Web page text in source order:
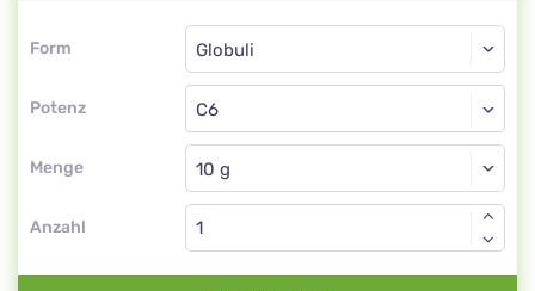
Form
Form
Potenz
Globuli
C6
Menge
Globuli
Anzahl